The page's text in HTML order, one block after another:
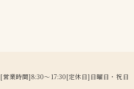
[営業時間]8:30～17:30[定休日]日曜日・祝日